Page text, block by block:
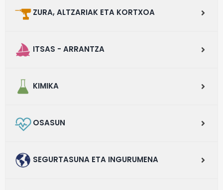
ZURA, ALTZARIAK ETA KORTXOA
ITSAS - ARRANTZA
KIMIKA
OSASUN
SEGURTASUNA ETA INGURUMENA